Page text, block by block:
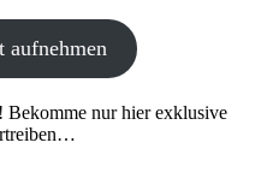
aufnehmen
Bekomme nur hier exklusive